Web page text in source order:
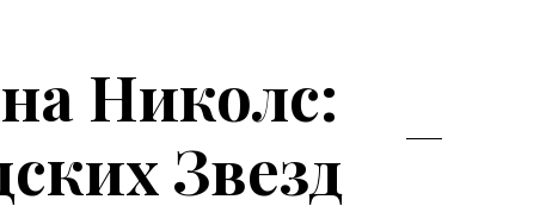
Николс:
Звезд